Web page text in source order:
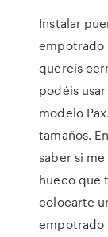
Instalar
empotrado
quereis
podéis
modelo
tamaños.
saber si
hueco que
colocarte
empotrado